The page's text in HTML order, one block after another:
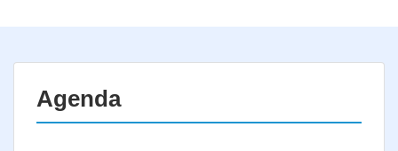
Agenda
Résultats
Inscription